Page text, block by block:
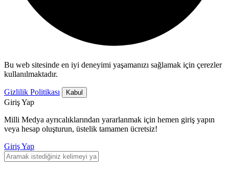
Bu web sitesinde en iyi deneyimi yaşamanızı sağlamak için çerezler
kullanılmaktadır.
Gizlilik Politikası Kabul
Giriş Yap
Milli Medya ayrıcalıklarından yararlanmak için hemen giriş yapın
veya hesap oluşturun, üstelik tamamen ücretsiz!
Giriş Yap